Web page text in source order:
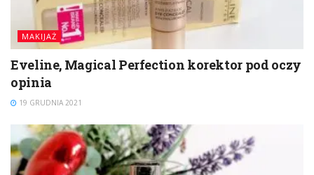
MAKIJAŻ
Eveline, Magical Perfection korektor pod oczy
opinia
19 GRUDNIA 2021